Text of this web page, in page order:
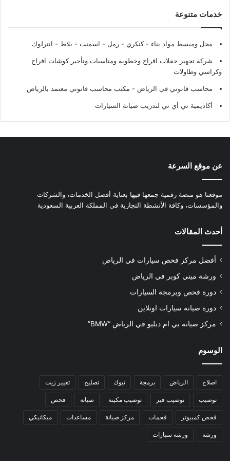
خدمات متنوعة
محل ومبسط مواد بناء - كنكري - رمل - اسمنت - بلاط - انترلوك
شركة تجهيز حفلات افراح وخطوبة ومناسبات وتأجير كوشات افراح
وكراسي وطاولات
محاسب قانوني في الرياض - مكتب محاسب قانوني معتمد بالرياض
أكاديمية تي أي تي لتدريب صيانة السيارات
عن موقع السرعة
موقعنا هو منصة رقمية جمعها فيها بعناية أفضل الخدمات، والشركات
والمؤسسات، وكافة الأنشطة التجارية في المملكة العربية السعودية
أحدث المقالات
أفضل مركز فحص سيارات في الرياض
ورشة ميني كوبر في الرياض
دورة فحص وبرمجة السيارات
دورة صيانة سيارات اونلاين
مركز صيانة بي ام دبليو في الرياض “BMW”
الوسوم
اصلاح الرياض برمجة تبوك تصليح تغيير زيت
توضيب توضيب قير توضيب مكينة صيانة فحص
فحص كمبيوتر فحمات مركز صيانة مساعدات ميكانيكي
ورشة ورشة سيارات